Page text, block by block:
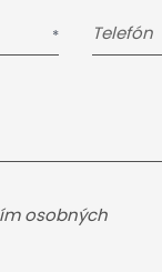
Telefón
osobných